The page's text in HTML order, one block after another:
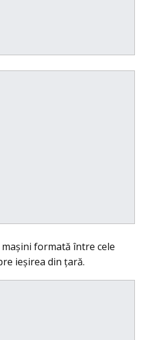
maşini formată între cele
ieşirea din ţară.